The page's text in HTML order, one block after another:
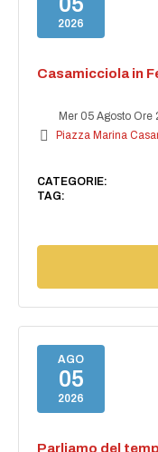
2026
Casamicciola in
Mer 05 Agosto Ore
Piazza Marina
CATEGORIE:
TAG:
AGO
05
2026
Parliamo del